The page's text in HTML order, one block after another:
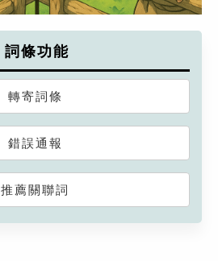
詞條功能
轉寄詞條
錯誤通報
推薦關聯詞